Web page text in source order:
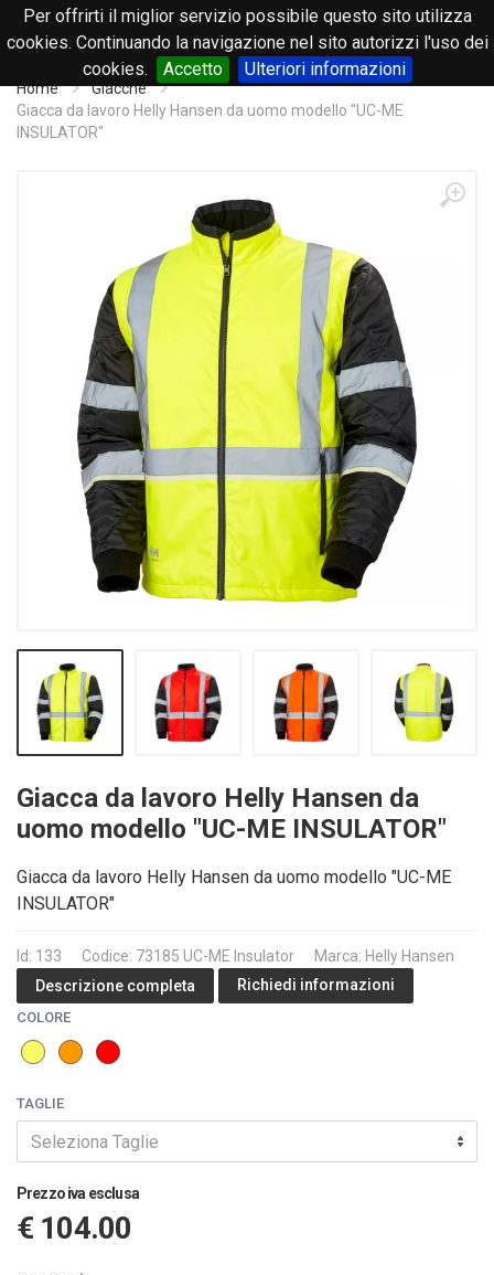
Per offrirti il miglior servizio possibile questo sito utilizza
cookies. Continuando la navigazione nel sito autorizzi l'uso dei
cookies.
Accetto Ulteriori informazioni
0
Home
Giacche
Giacca da lavoro Helly Hansen da uomo modello "UC-ME
INSULATOR"
Giacca da lavoro Helly Hansen da
uomo modello "UC-ME INSULATOR"
Giacca da lavoro Helly Hansen da uomo modello "UC-ME
INSULATOR"
Id: 133 Codice: 73185 UC-ME Insulator
Marca: Helly Hansen
Descrizione completa
Richiedi informazioni
COLORE
TAGLIE
Seleziona Taglie
Prezzo iva esclusa
€ 104.00